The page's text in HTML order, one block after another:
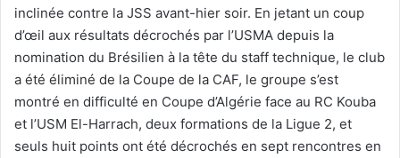
inclinée contre la JSS avant-hier soir. En jetant un coup
d’œil aux résultats décrochés par l’USMA depuis la
nomination du Brésilien à la tête du staff technique, le club
a été éliminé de la Coupe de la CAF, le groupe s’est
montré en difficulté en Coupe d’Algérie face au RC Kouba
et l’USM El-Harrach, deux formations de la Ligue 2, et
seuls huit points ont été décrochés en sept rencontres en